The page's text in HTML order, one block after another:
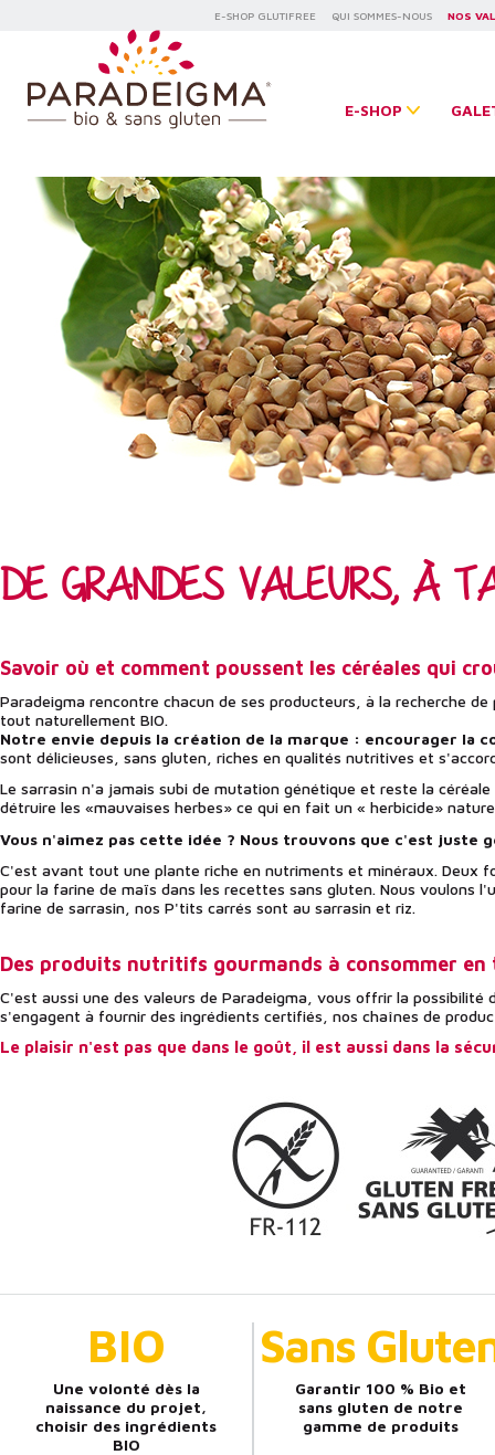
E-SHOP GLUTIFREE QUI SOMMES-NOUS NOS
E-SHOP
DE GRANDES VALEURS, À
Savoir où et comment poussent les céréales qui
Paradeigma rencontre chacun de ses producteurs, à la recherche
tout naturellement BIO.
Notre envie depuis la création de la marque : encourager la
sont délicieuses, sans gluten, riches en qualités nutritives et
Le sarrasin n'a jamais subi de mutation génétique et reste la
détruire les «mauvaises herbes» ce qui en fait un « herbicide»
Vous n'aimez pas cette idée ? Nous trouvons que c'est juste
C'est avant tout une plante riche en nutriments et minéraux. Deux
pour la farine de maïs dans les recettes sans gluten. Nous voulons
farine de sarrasin, nos P'tits carrés sont au sarrasin et riz.
Des produits nutritifs gourmands à consommer
C'est aussi une des valeurs de Paradeigma, vous offrir la
s'engagent à fournir des ingrédients certifiés, nos chaînes de
Le plaisir n'est pas que dans le goût, il est aussi dans la
BIO
Une volonté dès la
naissance du projet,
choisir des ingrédients
BIO
Sans
Garantir 100 % Bio et
sans gluten de notre
gamme de produits